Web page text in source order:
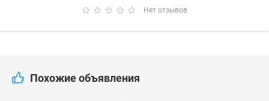
Нет отзывов
Похожие объявления